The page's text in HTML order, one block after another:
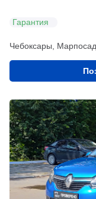
Гарантия
Чебоксары,